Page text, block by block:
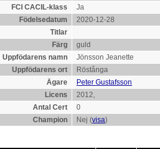
FCI CACIL-klass
Ja
Födelsedatum
2020-12-28
Titlar
Färg
guld
Uppfödarens namn
Jönsson Jeanette
Uppfödarens ort
Röstånga
Ägare
Peter Gustafsson
Licens
2012,
Antal Cert
0
Champion
Nej (visa)